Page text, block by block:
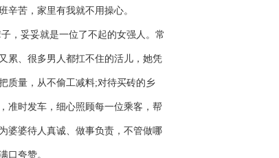
辛苦，家里有我就不用操心。
妥妥就是一位了不起的女强人。常
累、很多男人都扛不住的活儿，她凭
质量，从不偷工减料;对待买砖的乡
准时发车，细心照顾每一位乘客，帮
婆婆待人真诚、做事负责，不管做哪
口夸赞。